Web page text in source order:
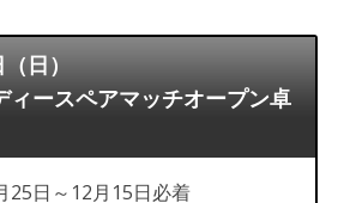
日）
ィースペアマッチオープン卓
25日～12月15日必着